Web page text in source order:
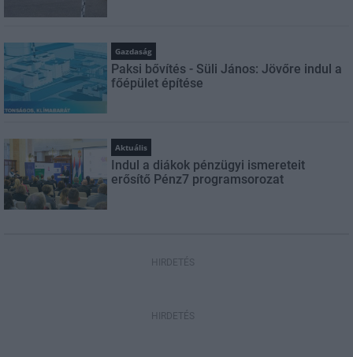
Gazdaság
Paksi bővítés - Süli János: Jövőre indul a
főépület építése
Aktuális
Indul a diákok pénzügyi ismereteit
erősítő Pénz7 programsorozat
HIRDETÉS
HIRDETÉS